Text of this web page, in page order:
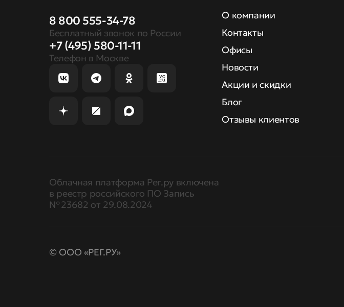
8 800 555-34-78
Бесплатный звонок по России
+7 (495) 580-11-11
Телефон в Москве
О компании
Контакты
Офисы
Новости
Акции и скидки
Блог
Отзывы клиентов
Облачная платформа Рег.ру включена
в реестр российского ПО Запись
№ 23682 от 29.08.2024
© ООО «РЕГ.РУ»